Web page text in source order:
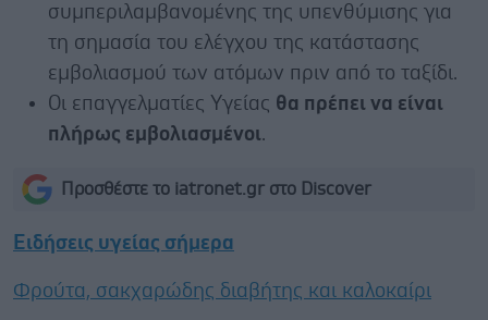
συμπεριλαμβανομένης της υπενθύμισης για
τη σημασία του ελέγχου της κατάστασης
εμβολιασμού των ατόμων πριν από το ταξίδι.
Οι επαγγελματίες Υγείας θα πρέπει να είναι
πλήρως εμβολιασμένοι.
Προσθέστε το iatronet.gr στο Discover
Ειδήσεις υγείας σήμερα
Φρούτα, σακχαρώδης διαβήτης και καλοκαίρι